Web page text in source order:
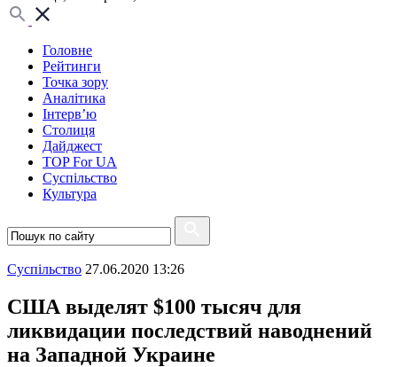
Головне
Рейтинги
Точка зору
Аналітика
Інтерв’ю
Столиця
Дайджест
TOP For UA
Суспiльство
Культура
Суспiльство 27.06.2020 13:26
США выделят $100 тысяч для
ликвидации последствий наводнений
на Западной Украине